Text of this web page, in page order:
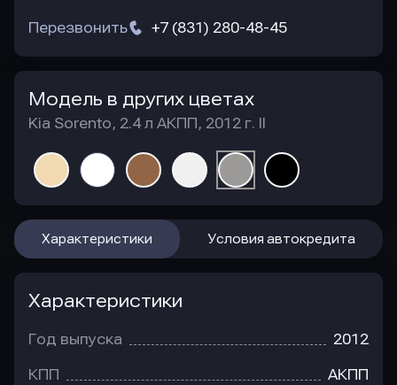
+7 (831) 280-48-45
Перезвонить
Модель в других цветах
Kia Sorento, 2.4 л АКПП, 2012 г. II
Характеристики Условия автокредита
Характеристики
Год выпуска 2012
КПП АКПП